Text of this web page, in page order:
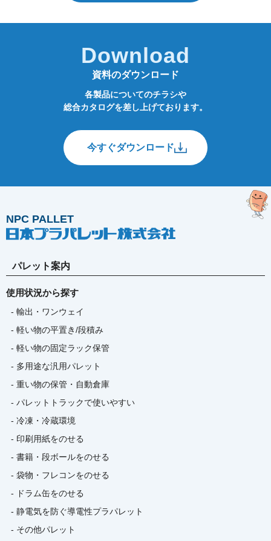
Download
資料のダウンロード
各製品についてのチラシや
総合カタログを差し上げております。
今すぐダウンロード
NPC PALLET
パレット案内
使用状況から探す
- 輸出・ワンウェイ
- 軽い物の平置き/段積み
- 軽い物の固定ラック保管
- 多用途な汎用パレット
- 重い物の保管・自動倉庫
- パレットトラックで使いやすい
- 冷凍・冷蔵環境
- 印刷用紙をのせる
- 書籍・段ボールをのせる
- 袋物・フレコンをのせる
- ドラム缶をのせる
- 静電気を防ぐ導電性プラパレット
- その他パレット